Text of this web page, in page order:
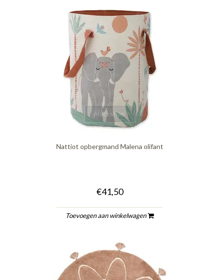
quickshop
Nattiot opbergmand Malena olifant
€41,50
Toevoegen aan winkelwagen